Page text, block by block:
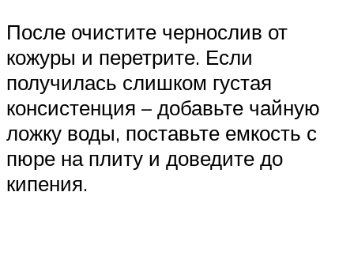
После очистите чернослив от
кожуры и перетрите. Если
получилась слишком густая
консистенция – добавьте чайную
ложку воды, поставьте емкость с
пюре на плиту и доведите до
кипения.